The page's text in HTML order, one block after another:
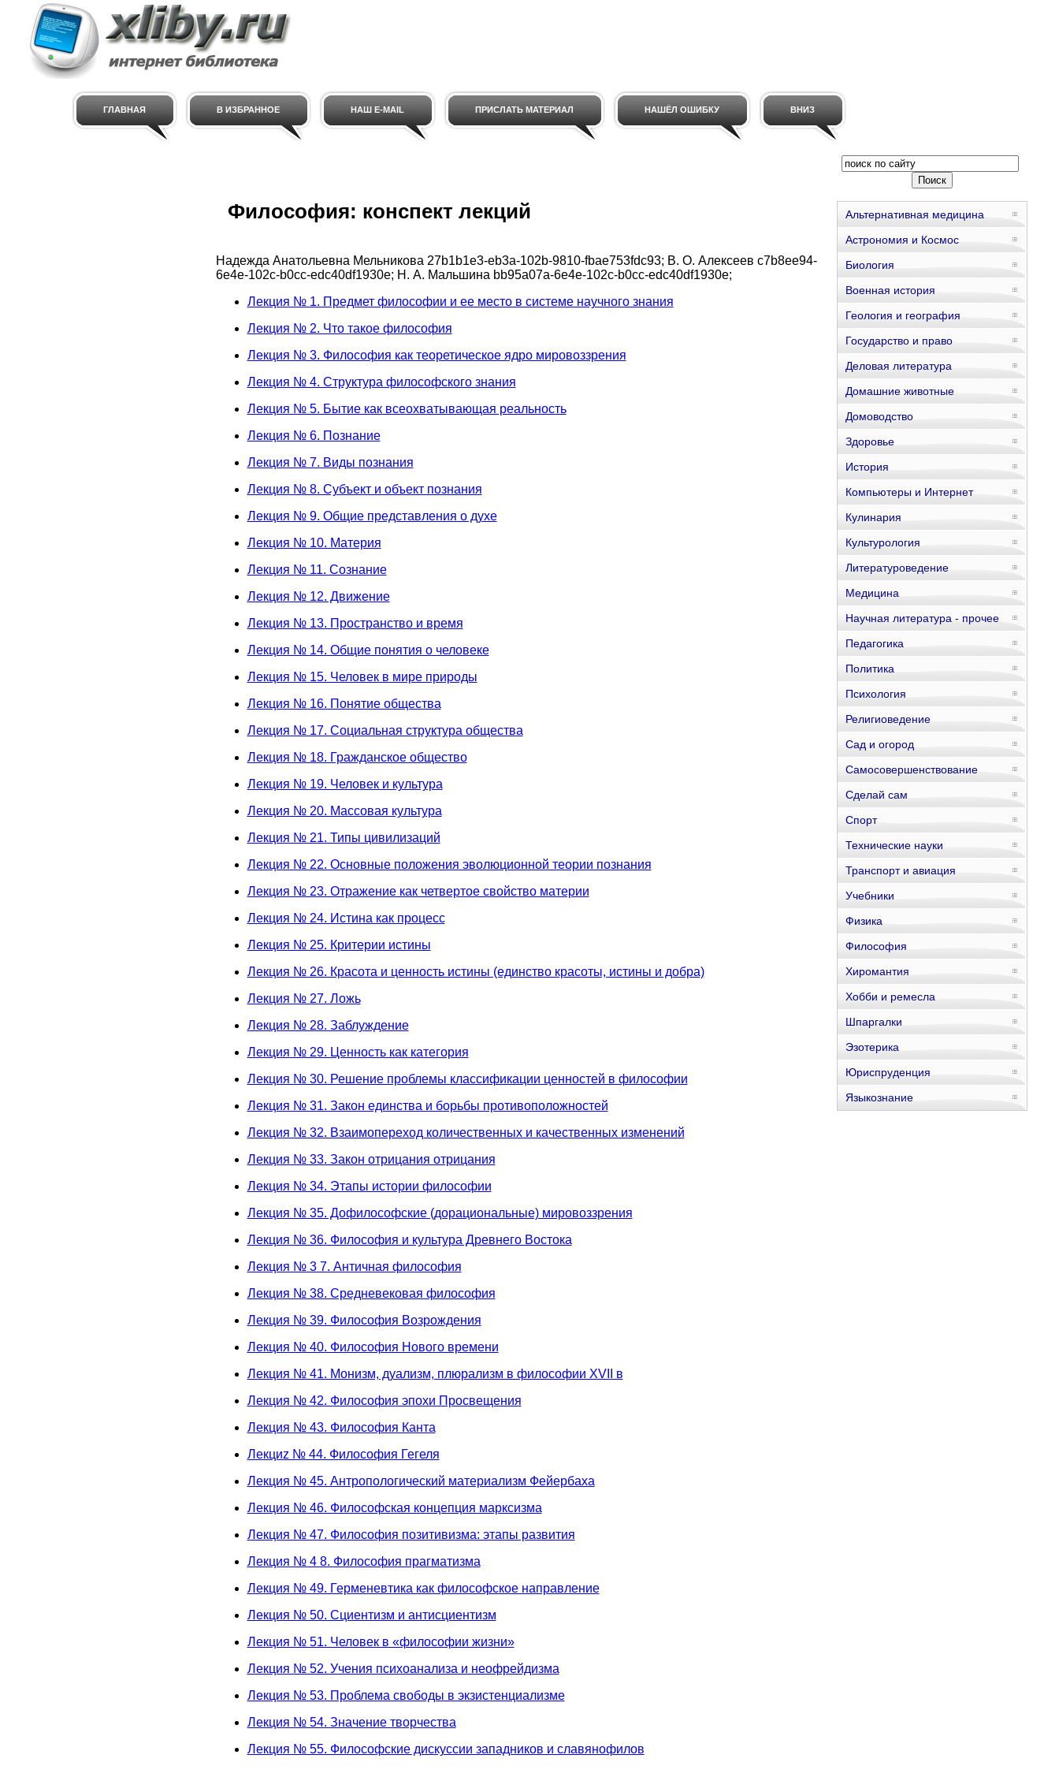
ГЛАВНАЯ В ИЗБРАННОЕ НАШ E-MAIL ПРИСЛАТЬ МАТЕРИАЛ НАШЁЛ ОШИБКУ ВНИЗ
Философия: конспект лекций
Надежда Анатольевна Мельникова 27b1b1e3-eb3a-102b-9810-fbae753fdc93; В. О. Алексеев c7b8ee94-
6e4e-102c-b0cc-edc40df1930e; Н. А. Мальшина bb95a07a-6e4e-102c-b0cc-edc40df1930e;
Лекция № 1. Предмет философии и ее место в системе научного знания
Лекция № 2. Что такое философия
Лекция № 3. Философия как теоретическое ядро мировоззрения
Лекция № 4. Структура философского знания
Лекция № 5. Бытие как всеохватывающая реальность
Лекция № 6. Познание
Лекция № 7. Виды познания
Лекция № 8. Субъект и объект познания
Лекция № 9. Общие представления о духе
Лекция № 10. Материя
Лекция № 11. Сознание
Лекция № 12. Движение
Лекция № 13. Пространство и время
Лекция № 14. Общие понятия о человеке
Лекция № 15. Человек в мире природы
Лекция № 16. Понятие общества
Лекция № 17. Социальная структура общества
Лекция № 18. Гражданское общество
Лекция № 19. Человек и культура
Лекция № 20. Массовая культура
Лекция № 21. Типы цивилизаций
Лекция № 22. Основные положения эволюционной теории познания
Лекция № 23. Отражение как четвертое свойство материи
Лекция № 24. Истина как процесс
Лекция № 25. Критерии истины
Лекция № 26. Красота и ценность истины (единство красоты, истины и добра)
Лекция № 27. Ложь
Лекция № 28. Заблуждение
Лекция № 29. Ценность как категория
Лекция № 30. Решение проблемы классификации ценностей в философии
Лекция № 31. Закон единства и борьбы противоположностей
Лекция № 32. Взаимопереход количественных и качественных изменений
Лекция № 33. Закон отрицания отрицания
Лекция № 34. Этапы истории философии
Лекция № 35. Дофилософские (дорациональные) мировоззрения
Лекция № 36. Философия и культура Древнего Востока
Лекция № 3 7. Античная философия
Лекция № 38. Средневековая философия
Лекция № 39. Философия Возрождения
Лекция № 40. Философия Нового времени
Лекция № 41. Монизм, дуализм, плюрализм в философии XVII в
Лекция № 42. Философия эпохи Просвещения
Лекция № 43. Философия Канта
Лекциz № 44. Философия Гегеля
Лекция № 45. Антропологический материализм Фейербаха
Лекция № 46. Философская концепция марксизма
Лекция № 47. Философия позитивизма: этапы развития
Лекция № 4 8. Философия прагматизма
Лекция № 49. Герменевтика как философское направление
Лекция № 50. Сциентизм и антисциентизм
Лекция № 51. Человек в «философии жизни»
Лекция № 52. Учения психоанализа и неофрейдизма
Лекция № 53. Проблема свободы в экзистенциализме
Лекция № 54. Значение творчества
Лекция № 55. Философские дискуссии западников и славянофилов
Альтернативная медицина
Астрономия и Космос
Биология
Военная история
Геология и география
Государство и право
Деловая литература
Домашние животные
Домоводство
Здоровье
История
Компьютеры и Интернет
Кулинария
Культурология
Литературоведение
Медицина
Научная литература - прочее
Педагогика
Политика
Психология
Религиоведение
Сад и огород
Самосовершенствование
Сделай сам
Спорт
Технические науки
Транспорт и авиация
Учебники
Физика
Философия
Хиромантия
Хобби и ремесла
Шпаргалки
Эзотерика
Юриспруденция
Языкознание